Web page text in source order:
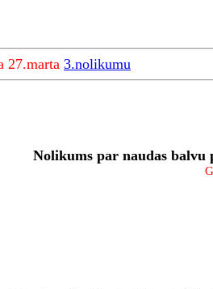
27.marta 3.nolikumu
Nolikums par naudas balvu